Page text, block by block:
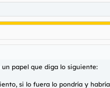
papel que diga lo siguiente:
si lo fuera lo pondría y